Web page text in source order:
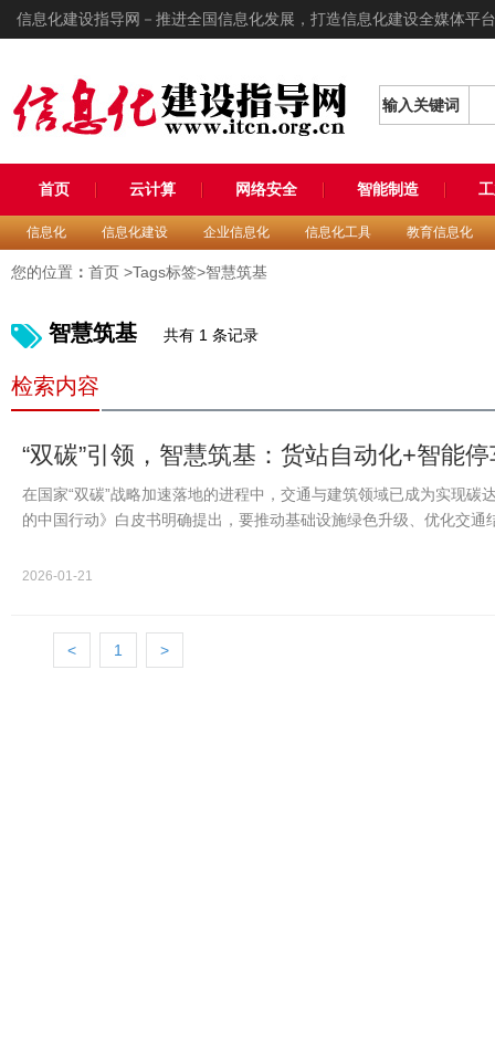
信息化建设指导网－推进全国信息化发展，打造信息化建设全媒体平台
输入关键词
首页 云计算 网络安全 智能制造
信息化 信息化建设 企业信息化 信息化工具 教育信息化
您的位置 ： 首页 >Tags标签>智慧筑基
智慧筑基 共有 1 条记录
检索内容
“双碳”引领，智慧筑基：货站自动化+智能
在国家“双碳”战略加速落地的进程中，交通与建筑领域已成为实现
的中国行动》白皮书明确提出，要推动基础设施绿色升级、优化交
2026-01-21
< 1 >